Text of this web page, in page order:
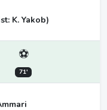
K. Yakob)
⚽
71'